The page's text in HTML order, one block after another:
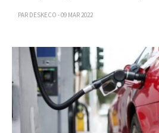
PAR DESKECO - 09 MAR 2022